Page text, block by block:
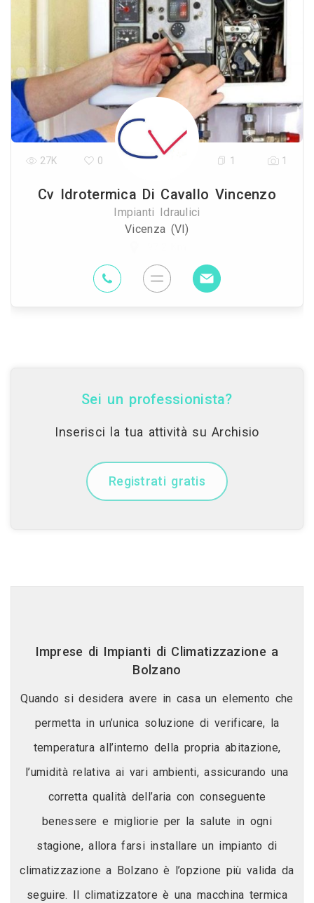
Cv Idrotermica Di Cavallo Vincenzo
Impianti Idraulici
Vicenza (VI)
27K 0 1 1
Sei un professionista?
Inserisci la tua attività su Archisio
Registrati gratis
Imprese di Impianti di Climatizzazione a
Bolzano
Quando si desidera avere in casa un elemento che
permetta in un’unica soluzione di verificare, la
temperatura all’interno della propria abitazione,
l’umidità relativa ai vari ambienti, assicurando una
corretta qualità dell’aria con conseguente
benessere e migliorie per la salute in ogni
stagione, allora farsi installare un impianto di
climatizzazione a Bolzano è l’opzione più valida da
seguire. Il climatizzatore è una macchina termica